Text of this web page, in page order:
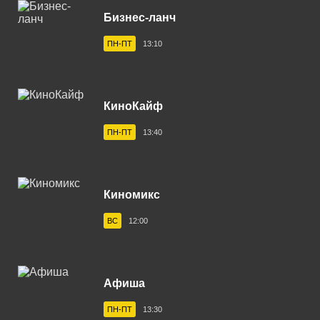
Верхняя Салда 102.6 FM
Владимир 102.9 FM
Волгоград 100.6 FM
Волгодонск 100.3 FM
Волхов 107.2 FM
Воркута 102.2 FM
Воткинск 94.1 FM
Вуктыл 100.3 FM
Бизнес-ланч
ПН-ПТ 13:10
КиноКайф
ПН-ПТ 13:40
Киномикс
ВС 12:00
Афиша
ПН-ПТ 13:30